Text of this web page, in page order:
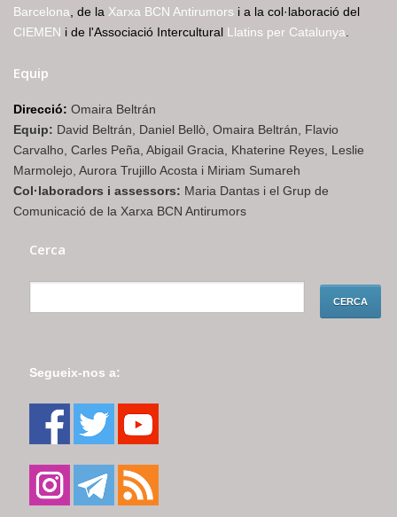
Barcelona, de la Xarxa BCN Antirumors i a la col·laboració del
CIEMEN i de l'Associació Intercultural Llatins per Catalunya.
Equip
Direcció: Omaira Beltrán
Equip: David Beltrán, Daniel Bellò, Omaira Beltrán, Flavio
Carvalho, Carles Peña, Abigail Gracia, Khaterine Reyes, Leslie
Marmolejo, Aurora Trujillo Acosta i Miriam Sumareh
Col·laboradors i assessors: Maria Dantas i el Grup de
Comunicació de la Xarxa BCN Antirumors
Cerca
Segueix-nos a: